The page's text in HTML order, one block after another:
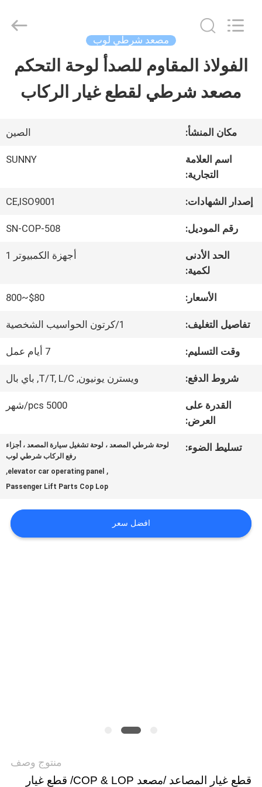
بيت
أشرطة
معلومات
في
المعمل
مراقبة
الجودة
أخبار
SUNNY
مصعد شرطي لوب
الفولاذ المقاوم للصدأ لوحة التحكم
مصعد شرطي لقطع غيار الركاب
مكان المنشأ: الصين
اسم العلامة
التجارية:
SUNNY
إصدار الشهادات: CE,ISO9001
رقم الموديل: SN-COP-508
الحد الأدنى
لكمية:
أجهزة الكمبيوتر 1
الأسعار: $80~800
تفاصيل التغليف: 1/كرتون الحواسيب الشخصية
وقت التسليم: 7 أيام عمل
شروط الدفع: ويسترن يونيون, T/T, L/C, باي بال
القدرة على
العرض:
5000 pcs/شهر
تسليط الضوء:
لوحة شرطي المصعد ، لوحة تشغيل سيارة المصعد ، أجزاء
رفع الركاب شرطي لوب
,
elevator car operating panel
,
Passenger Lift Parts Cop Lop
افضل سعر
منتوج وصف
قطع غيار المصاعد /مصعد COP & LOP/ قطع غيار